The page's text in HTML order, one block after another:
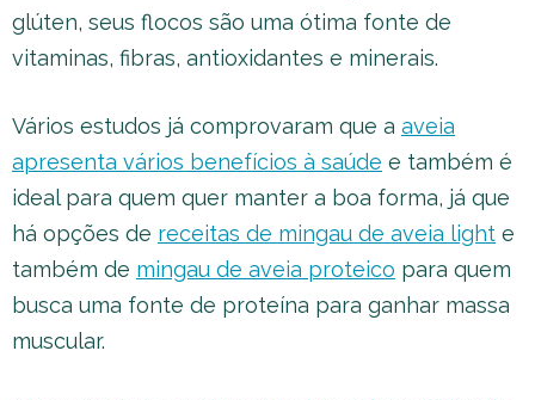
glúten, seus flocos são uma ótima fonte de
vitaminas, fibras, antioxidantes e minerais.
Vários estudos já comprovaram que a aveia
apresenta vários benefícios à saúde e também é
ideal para quem quer manter a boa forma, já que
há opções de receitas de mingau de aveia light e
também de mingau de aveia proteico para quem
busca uma fonte de proteína para ganhar massa
muscular.